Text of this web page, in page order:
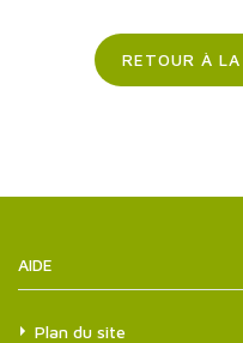
RETOUR À LA
AIDE
Plan du site